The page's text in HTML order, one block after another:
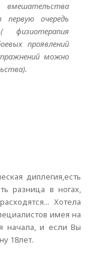
вмешательства
очередь
физиотерапия
проявлений
можно
диплегия,есть
разница в ногах,
Хотела
имея на
начала, и если Вы
18лет.